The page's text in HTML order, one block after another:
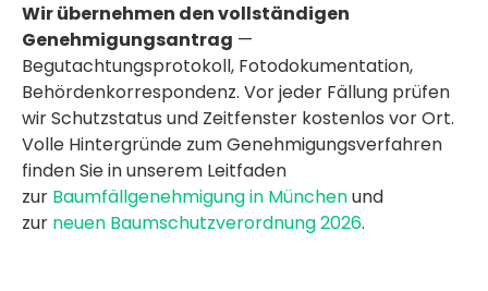
Wir übernehmen den vollständigen
Genehmigungsantrag —
Begutachtungsprotokoll, Fotodokumentation,
Behördenkorrespondenz. Vor jeder Fällung prüfen
wir Schutzstatus und Zeitfenster kostenlos vor Ort.
Volle Hintergründe zum Genehmigungsverfahren
finden Sie in unserem Leitfaden
zur Baumfällgenehmigung in Münchenund
zur neuen Baumschutzverordnung 2026.